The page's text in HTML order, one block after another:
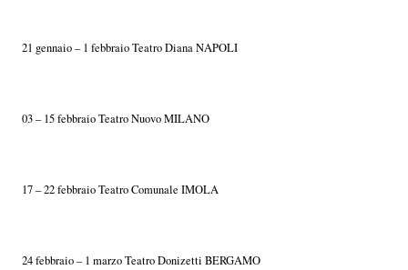
21 gennaio – 1 febbraio Teatro Diana NAPOLI
03 – 15 febbraio Teatro Nuovo MILANO
17 – 22 febbraio Teatro Comunale IMOLA
24 febbraio – 1 marzo Teatro Donizetti BERGAMO